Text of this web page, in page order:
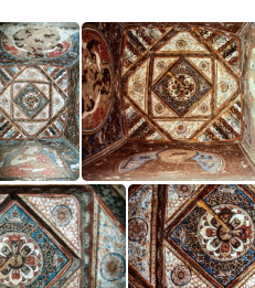
Inner Chörten Inner Chörten